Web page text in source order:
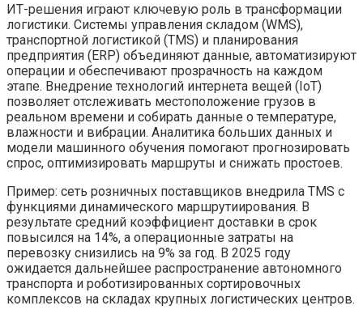
ИТ-решения играют ключевую роль в трансформации
логистики. Системы управления складом (WMS),
транспортной логистикой (TMS) и планирования
предприятия (ERP) объединяют данные, автоматизируют
операции и обеспечивают прозрачность на каждом
этапе. Внедрение технологий интернета вещей (IoT)
позволяет отслеживать местоположение грузов в
реальном времени и собирать данные о температуре,
влажности и вибрации. Аналитика больших данных и
модели машинного обучения помогают прогнозировать
спрос, оптимизировать маршруты и снижать простоев.
Пример: сеть розничных поставщиков внедрила TMS с
функциями динамического маршрутиирования. В
результате средний коэффициент доставки в срок
повысился на 14%, а операционные затраты на
перевозку снизились на 9% за год. В 2025 году
ожидается дальнейшее распространение автономного
транспорта и роботизированных сортировочных
комплексов на складах крупных логистических центров.